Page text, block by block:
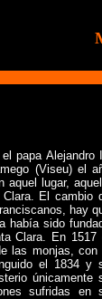
papa Alejandro
(Viseu) el
aquel lugar,
El cambio
hay
había sido
Clara. En 1517
las monjas, con
el 1834 y
únicamente
sufridas en